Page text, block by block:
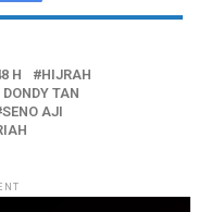
H
HIJRAH
TAN
SENO AJI